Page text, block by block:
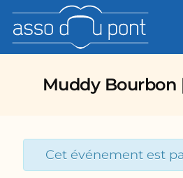
Muddy
Cet événement est